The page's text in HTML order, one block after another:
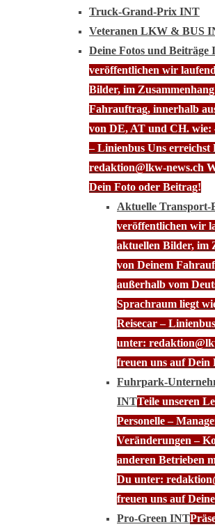
Truck-Grand-Prix INT
Veteranen LKW & BUS
Deine Fotos und Beiträge
veröffentlichen wir
Bilder, im
Fahrauftrag, innerhalb
von DE, AT und CH. wie:
– Linienbus Uns erreichst
redaktion@lkw-news.ch
Dein Foto oder Beitrag!
Aktuelle
veröffentlichen wir
aktuellen Bilder, im
von Deinem
außerhalb vom
Sprachraum liegt
Reisecar –
unter:
freuen uns auf Dein
Fuhrpark-
INTTeile unseren
Personelle –
Veränderungen –
anderen Betrieben
Du unter:
freuen uns auf
Pro-Green INT